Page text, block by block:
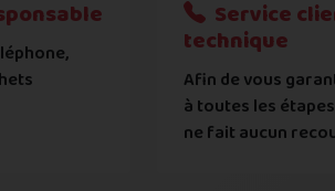
par notre atelier
fera l'objet d'une contre-offre ou
Service
technique
Afin de vous
à toutes les
ne fait aucun